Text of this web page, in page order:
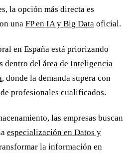
la opción más directa es
una FP en IA y Big Data oficial.
en España está priorizando
dentro del área de Inteligencia
, donde la demanda supera con
profesionales cualificados.
las empresas buscan
especialización en Datos y
la información en